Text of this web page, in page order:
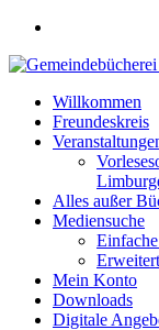
Willkommen
Freundeskreis
Alles außer
Mediensuche
Mein Konto
Downloads
Digitale